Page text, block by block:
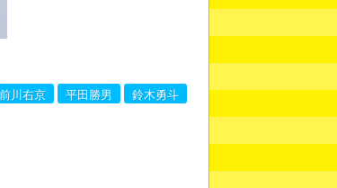
前川右京 平田勝男 鈴木勇斗